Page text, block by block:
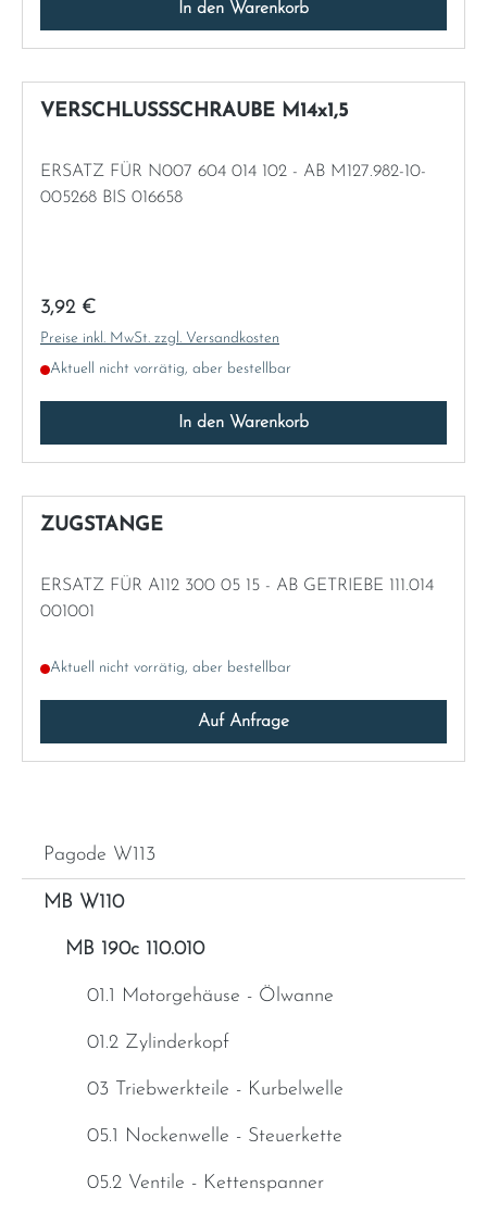
Pagode W113
MB W110
MB 190c 110.010
01.1 Motorgehäuse - Ölwanne
01.2 Zylinderkopf
03 Triebwerkteile - Kurbelwelle
05.1 Nockenwelle - Steuerkette
05.2 Ventile - Kettenspanner
In den Warenkorb
VERSCHLUSSSCHRAUBE M14x1,5
ERSATZ FÜR N007 604 014 102 - AB M127.982-10-
005268 BIS 016658
Regulärer Preis:
3,92 €
Preise inkl. MwSt. zzgl. Versandkosten
Aktuell nicht vorrätig, aber bestellbar
In den Warenkorb
ZUGSTANGE
ERSATZ FÜR A112 300 05 15 - AB GETRIEBE 111.014
001001
Aktuell nicht vorrätig, aber bestellbar
Auf Anfrage